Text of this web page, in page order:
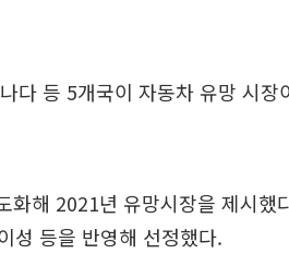
다 등 5개국이 자동차 유망 시장
화해 2021년 유망시장을 제시했
성 등을 반영해 선정했다.